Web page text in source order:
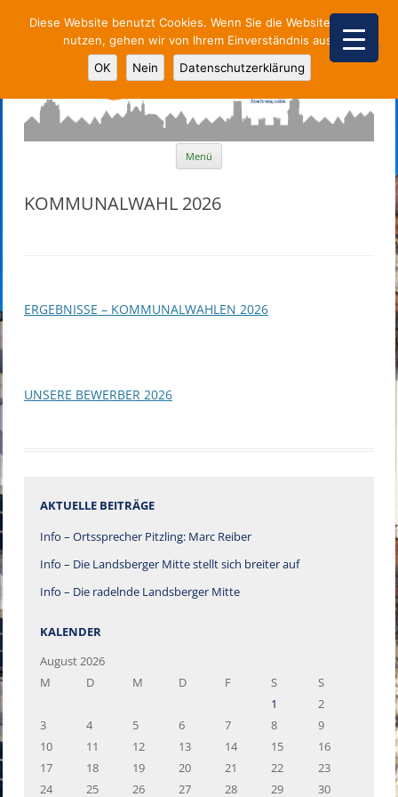
Parteiunabhängige Stadtpolitik
Menü Zum
springen
KOMMUNALWAHL 2026
ERGEBNISSE – KOMMUNALWAHLEN 2026
UNSERE BEWERBER 2026
AKTUELLE BEITRÄGE
Info – Ortssprecher Pitzling: Marc Reiber
Info – Die Landsberger Mitte stellt sich breiter auf
Info – Die radelnde Landsberger Mitte
KALENDER
August 2026
M
D M D F S
S
1
2
3
4 5 6 7 8
9
10
11 12 13 14 15
16
17
18 19 20 21 22
23
24
25 26 27 28 29 30
Diese Website benutzt Cookies. Wenn Sie die Website weiter
nutzen, gehen wir von Ihrem Einverständnis aus.
OK
Nein Datenschutzerklärung